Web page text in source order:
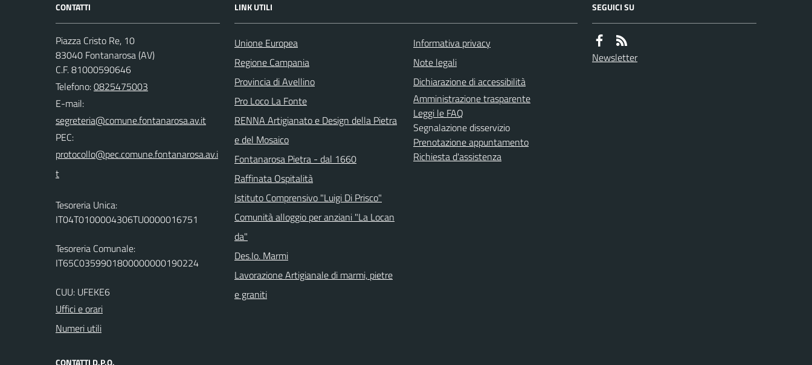
CONTATTI
Piazza Cristo Re, 10
83040 Fontanarosa (AV)
C.F. 81000590646
Telefono:0825475003
E-mail:
PEC:
Tesoreria Unica:
IT04T0100004306TU0000016751
Tesoreria Comunale:
IT65C0359901800000000190224
CUU: UFEKE6
Uffici e orari
Numeri utili
CONTATTI D.P.O.
LINK UTILI
Unione Europea
Regione Campania
Provincia di Avellino
Pro Loco La Fonte
RENNA Artigianato e Design della Pietra
e del Mosaico
Fontanarosa Pietra - dal 1660
Raffinata Ospitalità
Istituto Comprensivo "Luigi Di Prisco"
Comunità alloggio per anziani "La Locan
da"
Des.Io. Marmi
Lavorazione Artigianale di marmi, pietre
e graniti
Informativa privacy
Note legali
Dichiarazione di accessibilità
Amministrazione trasparente
Leggi le FAQ
Segnalazione disservizio
Prenotazione appuntamento
Richiesta d'assistenza
SEGUICI SU
Newsletter